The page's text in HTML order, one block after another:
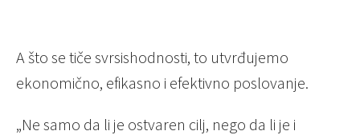
A što se tiče svrsishodnosti, to utvrđujemo
ekonomično, efikasno i efektivno poslovanje.
„Ne samo da li je ostvaren cilj, nego da li je i